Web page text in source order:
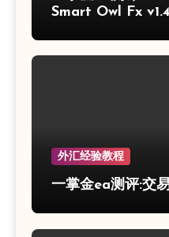
Smart Owl Fx v1.4
外汇经验教程
一掌金ea测评:交